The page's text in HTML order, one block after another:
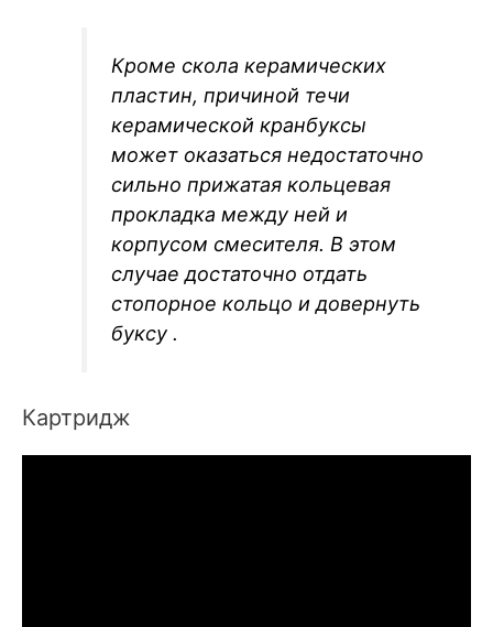
Кроме скола керамических
пластин, причиной течи
керамической кранбуксы
может оказаться недостаточно
сильно прижатая кольцевая
прокладка между ней и
корпусом смесителя. В этом
случае достаточно отдать
стопорное кольцо и довернуть
буксу .
Картридж